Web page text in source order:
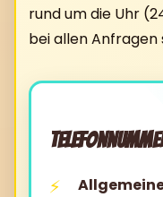
rund um die Uhr
bei allen Anfragen